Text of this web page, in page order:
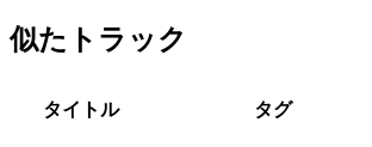
似たトラック
タイトル タグ